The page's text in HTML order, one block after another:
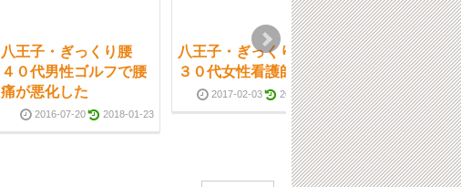
八王子・ぎっくり腰
４０代男性ゴルフで腰
痛が悪化した
2016-07-20 2018-01-23
八王子・ぎっくり腰
３０代女性看護師の方
2017-02-03 2018-01-23
八王子・ぎっく
お困りの女性
2017-01-06